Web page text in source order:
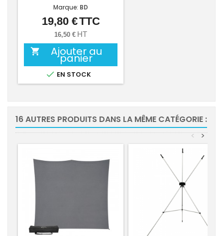
Marque: BD
Prix
19,80 €TTC
16,50 € HT
 Ajouter au
panier
 EN STOCK
16 AUTRES PRODUITS DANS LA MÊME CATÉGORIE :
>
<